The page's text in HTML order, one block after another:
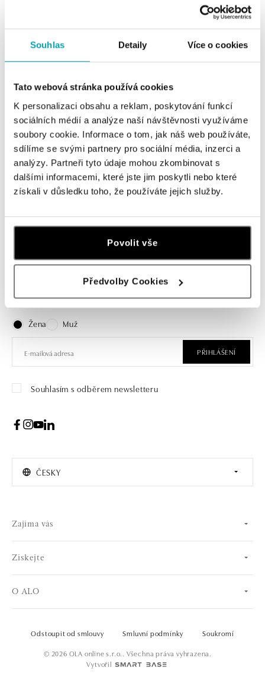
Souhlas Detaily Více o cookies
Tato webová stránka používá cookies
K personalizaci obsahu a reklam, poskytování funkcí
sociálních médií a analýze naší návštěvnosti využíváme
soubory cookie. Informace o tom, jak náš web používáte,
sdílíme se svými partnery pro sociální média, inzerci a
analýzy. Partneři tyto údaje mohou zkombinovat s
dalšími informacemi, které jste jim poskytli nebo které
získali v důsledku toho, že používáte jejich služby.
Povolit vše
Předvolby Cookies
ALO
Prsten s diamanty a akvamarínem
Azuralis
Přihlášení k odběru newsletteru
Objevte nejnovější kolekce, novinky a exkluzivní produkty.
Žena
Muž
PŘIHLÁŠENÍ
Souhlasím s odběrem newsletteru
ČESKY
Zajíma vás
Získejte
O ALO
© 2026 OLA online s.r.o.. Všechna práva vyhrazena.
Vytvořil
Odstoupit od smlouvy Smluvní podmínky Soukromí